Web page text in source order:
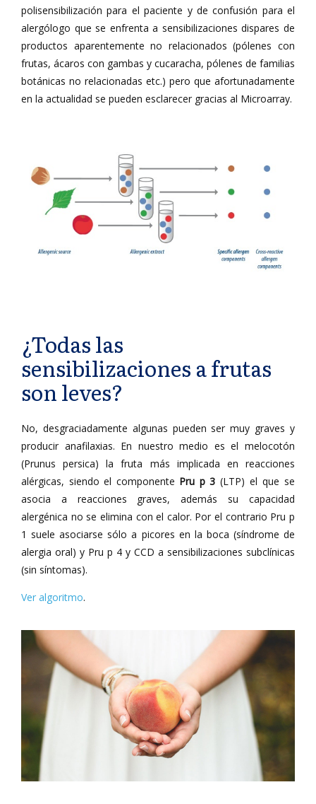
polisensibilización para el paciente y de confusión para el
alergólogo que se enfrenta a sensibilizaciones dispares de
productos aparentemente no relacionados (pólenes con
frutas, ácaros con gambas y cucaracha, pólenes de familias
botánicas no relacionadas etc.) pero que afortunadamente
en la actualidad se pueden esclarecer gracias al Microarray.
¿Todas las
sensibilizaciones a frutas
son leves?
No, desgraciadamente algunas pueden ser muy graves y
producir anafilaxias. En nuestro medio es el melocotón
(Prunus persica) la fruta más implicada en reacciones
alérgicas, siendo el componente Pru p 3 (LTP) el que se
asocia a reacciones graves, además su capacidad
alergénica no se elimina con el calor. Por el contrario Pru p
1 suele asociarse sólo a picores en la boca (síndrome de
alergia oral) y Pru p 4 y CCD a sensibilizaciones subclínicas
(sin síntomas).
Ver algoritmo.